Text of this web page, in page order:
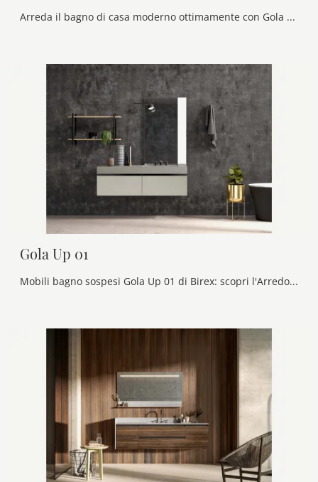
Arreda il bagno di casa moderno ottimamente con Gola Up 02, mobili bagno sospesi e accessori in laccato opaco di Birex.
Gola Up 01
Mobili bagno sospesi Gola Up 01 di Birex: scopri l'Arredo Bagno in laccato opaco moderno e arreda il tuo bagno.